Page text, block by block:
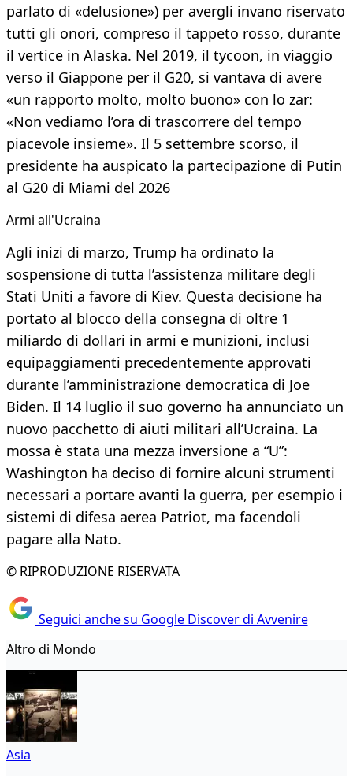
parlato di «delusione») per avergli invano riservato
tutti gli onori, compreso il tappeto rosso, durante
il vertice in Alaska. Nel 2019, il tycoon, in viaggio
verso il Giappone per il G20, si vantava di avere
«un rapporto molto, molto buono» con lo zar:
«Non vediamo l’ora di trascorrere del tempo
piacevole insieme». Il 5 settembre scorso, il
presidente ha auspicato la partecipazione di Putin
al G20 di Miami del 2026
​Armi all'Ucraina
Agli inizi di marzo, Trump ha ordinato la
sospensione di tutta l’assistenza militare degli
Stati Uniti a favore di Kiev. Questa decisione ha
portato al blocco della consegna di oltre 1
miliardo di dollari in armi e munizioni, inclusi
equipaggiamenti precedentemente approvati
durante l’amministrazione democratica di Joe
Biden. Il 14 luglio il suo governo ha annunciato un
nuovo pacchetto di aiuti militari all’Ucraina. La
mossa è stata una mezza inversione a “U”:
Washington ha deciso di fornire alcuni strumenti
necessari a portare avanti la guerra, per esempio i
sistemi di difesa aerea Patriot, ma facendoli
pagare alla Nato.
© RIPRODUZIONE RISERVATA
Seguici anche su Google Discover di Avvenire
Altro di Mondo
Asia